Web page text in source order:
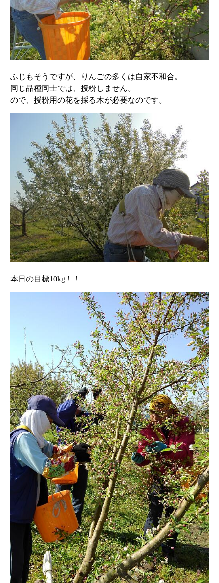
ふじもそうですが、りんごの多くは自家不和合。
同じ品種同士では、授粉しません。
ので、授粉用の花を採る木が必要なのです。
本日の目標10kg！！